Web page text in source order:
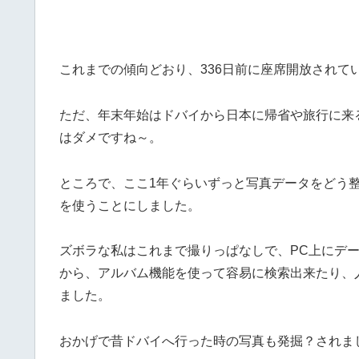
これまでの傾向どおり、336日前に座席開放され
ただ、年末年始はドバイから日本に帰省や旅行に
はダメですね～。
ところで、ここ1年ぐらいずっと写真データをどう
を使うことにしました。
ズボラな私はこれまで撮りっぱなしで、PC上にデ
から、アルバム機能を使って容易に検索出来たり
ました。
おかげで昔ドバイへ行った時の写真も発掘？されま